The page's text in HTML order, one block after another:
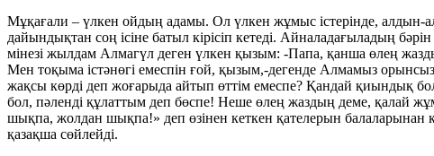
Мұқағали – үлкен ойдың адамы. Ол үлкен жұмыс істерінде, алдын-
дайындықтан соң ісіне батыл кірісіп кетеді. Айналадағыладың
мінезі жылдам Алмагүл деген үлкен қызым: -Папа, қанша өлең
Мен тоқыма істәнөгі емеспін ғой, қызым,-дегенде Алмамыз
жақсы көрді деп жоғарыда айтып өттім емеспе? Қандай қиындық
бол, пәленді құлаттым деп бөспе! Неше өлең жаздың деме, қалай
шықпа, жолдан шықпа!» деп өзінен кеткен қателерын балаларынан
қазақша сөйлейді.